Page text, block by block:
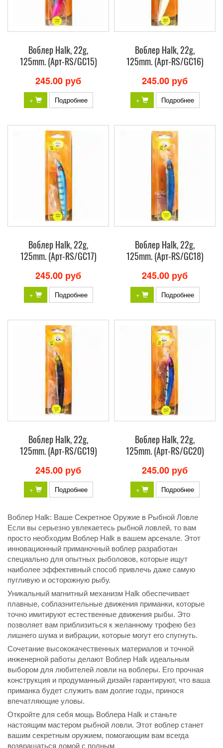
Воблер Halk, 22g,
125mm. (Арт-RS/GC15)
245.00 руб
+ Подробнее
Воблер Halk, 22g,
125mm. (Арт-RS/GC16)
245.00 руб
+ Подробнее
Воблер Halk, 22g,
125mm. (Арт-RS/GC17)
245.00 руб
+ Подробнее
Воблер Halk, 22g,
125mm. (Арт-RS/GC18)
245.00 руб
+ Подробнее
Воблер Halk, 22g,
125mm. (Арт-RS/GC19)
245.00 руб
+ Подробнее
Воблер Halk, 22g,
125mm. (Арт-RS/GC20)
245.00 руб
+ Подробнее
Bоблер Halk: Ваше Секретное Оружие в Рыбной Ловле
Если вы серьезно увлекаетесь рыбной ловлей, то вам
просто необходим Воблер Halk в вашем арсенале. Этот
инновационный приманочный воблер разработан
специально для опытных рыболовов, которые ищут
наиболее эффективный способ привлечь даже самую
пугливую и осторожную рыбу.
Уникальный магнитный механизм Halk обеспечивает
плавные, соблазнительные движения приманки, которые
точно имитируют естественные движения рыбы. Это
позволяет вам приблизиться к желанному трофею без
лишнего шума и вибрации, которые могут его спугнуть.
Сочетание высококачественных материалов и точной
инженерной работы делают Воблер Halk идеальным
выбором для любителей ловли на воблеры. Его прочная
конструкция и продуманный дизайн гарантируют, что ваша
приманка будет служить вам долгие годы, принося
впечатляющие уловы.
Откройте для себя мощь Воблера Halk и станьте
настоящим мастером рыбной ловли. Этот воблер станет
вашим секретным оружием, помогающим вам всегда
возвращаться домой с полным